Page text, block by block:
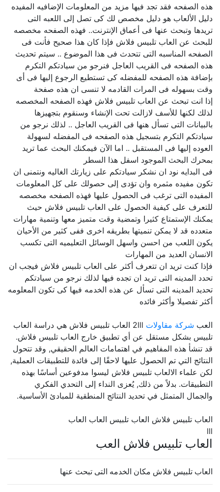
هذه الصفحه فقد تجد فيها مزيد من المعلومات الإضافيه المفيده
دليل الألعاب هو دليل مخصص لك كى تصل إلى اللعبه التى
تريدها وتبحث عنها فى أعماق الإنترنت.. فهذه الصفحه مخصصه
للبحث عن العاب تلبيس فلاش فإذا كان هذا صحيح فأنت فى
الصفحه المناسبه التى تتحدث فى هذا الموضوع .. سيتم تحديث
هذه الصفحه فى القريب العاجل فنرجو من سيادتكم التكرم
بإضافة هذه الصفحه للمفضله كى تستطيع الرجوع إليها فى أى
وقت بسهوله فى المرات القادمه لا تنسى ان هذه صفحة
إذا انت تبحث عن العاب تلبيس فلاش فهذه الصفحه المخصصه
لذلك لكنها للأسف لازالت تحت الإنشاء وسنقوم بتجهيزها
بالبيانات التى تسأل هنها فى القريب العاجل .. لذلك نرجو من
سيادتكم التكرم بتسجيل هذه الصفحه فى المفضله لسهولة
العوده إليها فى المستقبل .. اما الآن فيمكنك البحث عما تريد
بمحرك البحث الموجود اسفل هذا السطر
فى البدايه نود ان نشكر سيادتكم على زيارتك الغاليه ونتمنى ان
تكون مفيده مثمره وان تؤدى إلى حصولك على كل المعلومات
المفيده التى ترغب فى الحصول عليها فهذه الصفحه مخصصه
للتعرف على كيفية الحصول على العاب تلبيس فلاش حيث
يمكنك الإستمتاع كثيرا وتمضية وقت متميز معها وتنمية مهارات
متعدده قد لا يمكن تنميتها بطريقه اخرى ففى كثير من الأحيان
يكون اللعب من احسن واسهل الوسائل التعليميه التى تكسب
الانسان العديد من المهارات
فإذا كنت تريد ان تتعرف أكثر على العاب تلبيس فلاش فيجب ان
تحدد المدينه التى تريد ان تجده فيها لذلك نرجو من سيادتكم
تحديد المدينه التى تسأل عن هذه الخدمه فيها كى تكون المعلومه
أكثر تفصيلا وأكثر فائده
العبشركة مقاولات
2lll العاب تلبيس فلاش هي دراسة العاب
تلبيس بشكل مستقل عن أي تطبيق خارج العاب تلبيس فلاش.
قد تنشأ هذه المفاهيم في اهتمامات العالم الحقيقي, وقد تتحول
النتائج التي تم الحصول عليها لاحقًا إلى فائدة للتطبيقات العملية,
لكن علماء الالعاب تلبيس فلاش ليسوا مدفوعين أساسًا بهذه
التطبيقات. بدلاً من ذلك, يُعزى النداء إلى التحدي الفكري
والجمال المتمثل في تحديد النتائج المنطقية للمبادئ الأساسية.
العاب تلبيس فلاش العاب تلبيس العاب العاب
العاب تلبيس فلاش العب
العاب تلبيس فلاش مكان الخدمه التى تبحث عنها